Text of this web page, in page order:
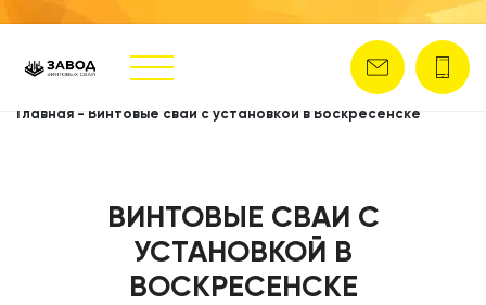
Главная - Винтовые сваи с установкой в Воскресенске
ВИНТОВЫЕ СВАИ С
УСТАНОВКОЙ В
ВОСКРЕСЕНСКЕ